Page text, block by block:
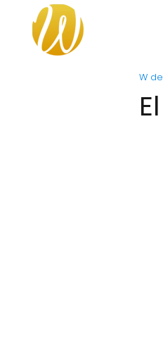
W